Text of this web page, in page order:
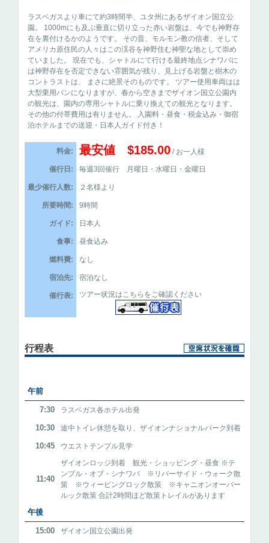
ラスベガスより車にて約3時間半、ユタ州にあるザイオン国立公
園。 1000mにも及ぶ垂直に切り立った赤い岩盤は、今でも神野存
在を裏付けるかのようです。 その昔、モルモン教の信者、そして
アメリカ原住民の人々はこの渓谷を神野住む神聖な地として崇め
ていました。 現在でも、シャトルにて行ける最終地点シナワバに
は神野存在を否定できない雰囲気が残り、見上げる岩盤と樹木の
コントラストは、 まさに絶景そのものです。 ツアー使用車両はは
大型乗用バンになりますが、春から空きまでザイオン国立公園内
の観光は、園内の専用シャトルに乗り換えての観光となります。
その他の付帯費用は有りません。 入園料・昼食・税金込み・御宿
泊ホテルまでの送迎・日本人ガイド付き！
料金: 最安値 $185.00 / お一人様
催行日: 毎週3回催行 月曜日・水曜日・金曜日
最少催行人数: ２名様より
所要時間: 9時間
ガイド: 日本人
食事: 昼食込み
燃料費: なし
宿泊先: 宿泊なし
催行表: ツアー状況はこちらをご確認ください
行程表
午前
7:30 ラスベガス各ホテル出発
10:30 途中トイレ休憩を取り、ザイオンナショナルパーク到着
10:45 ウエストテンプル見学
11:40
ザイオンロッジ到着 観光・ショッピング・昼食 ※テ
ンプル・オブ・シナワバ ※リバーサイド・ウォーク散
策 ※ウィーピングロック散策 ※キャニオンオーバー
ルック散策 合計2時間ほど散策トレイルがあります
午後
15:00 ザイオン国立公園出発